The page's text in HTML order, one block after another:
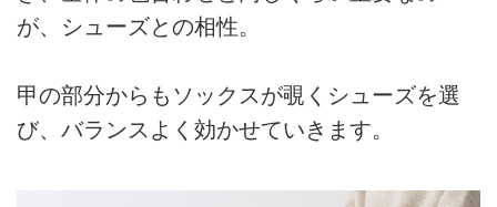
が、シューズとの相性。
甲の部分からもソックスが覗くシューズを選
び、バランスよく効かせていきます。